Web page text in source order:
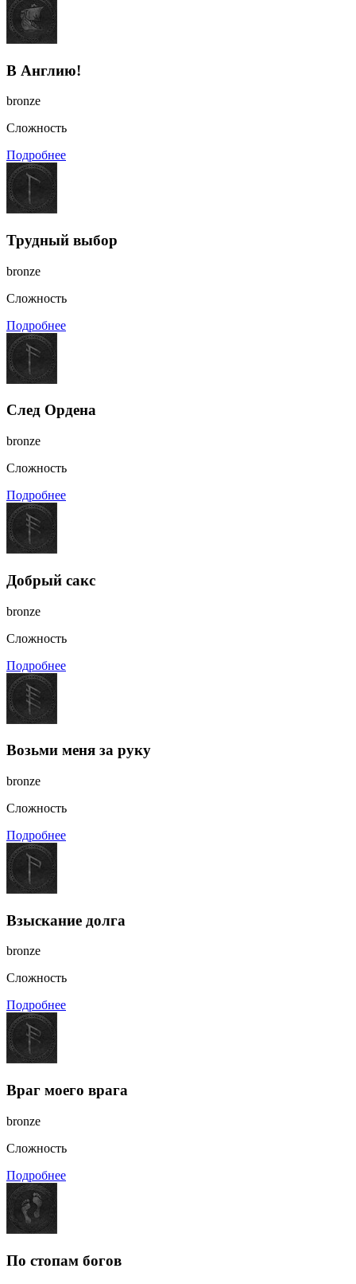
В Англию!
bronze
Сложность
Подробнее
Трудный выбор
bronze
Сложность
Подробнее
След Ордена
bronze
Сложность
Подробнее
Добрый сакс
bronze
Сложность
Подробнее
Возьми меня за руку
bronze
Сложность
Подробнее
Взыскание долга
bronze
Сложность
Подробнее
Враг моего врага
bronze
Сложность
Подробнее
По стопам богов